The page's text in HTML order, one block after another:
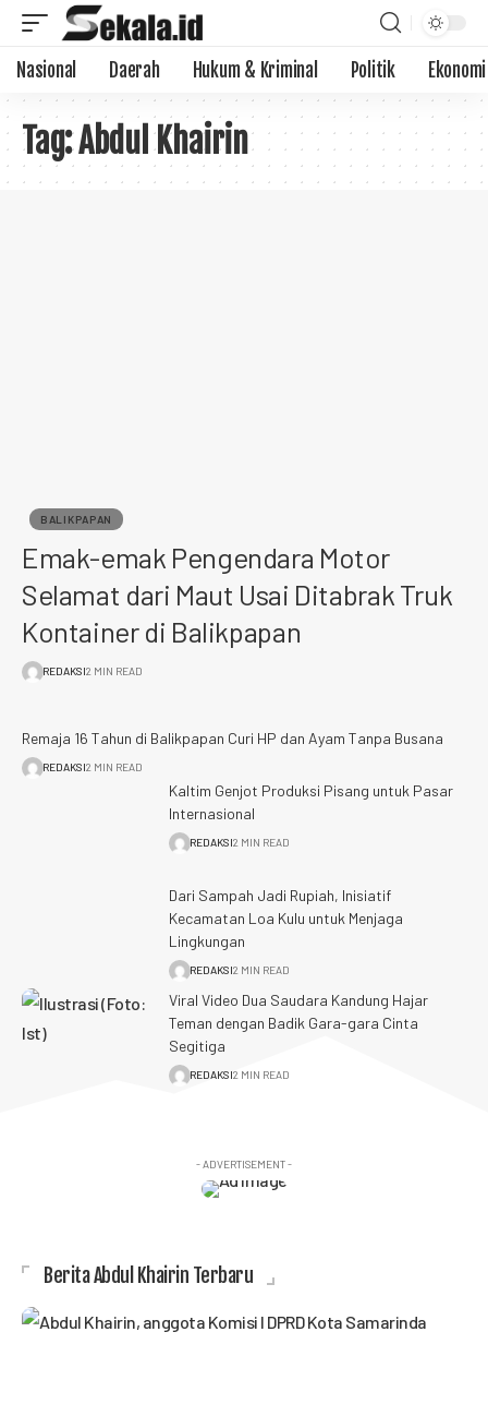
Nasional Daerah Hukum & Kriminal Politik Ekonomi
Tag:Abdul Khairin
BALIKPAPAN
Emak-emak Pengendara Motor
Selamat dari Maut Usai Ditabrak Truk
Kontainer di Balikpapan
REDAKSI2 MIN READ
Remaja 16 Tahun di Balikpapan Curi HP dan Ayam Tanpa Busana
REDAKSI2 MIN READ
Kaltim Genjot Produksi Pisang untuk Pasar
Internasional
REDAKSI2 MIN READ
Dari Sampah Jadi Rupiah, Inisiatif
Kecamatan Loa Kulu untuk Menjaga
Lingkungan
REDAKSI2 MIN READ
Viral Video Dua Saudara Kandung Hajar
Teman dengan Badik Gara-gara Cinta
Segitiga
REDAKSI2 MIN READ
- ADVERTISEMENT -
Berita Abdul Khairin Terbaru